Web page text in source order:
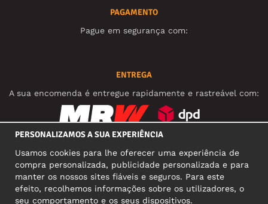
PAGAMENTO
Pague em segurança com:
ENTREGA
A sua encomenda é entregue rapidamente e rastreável com:
MORADA COMERCIAL
PERSONALIZAMOS A SUA EXPERIÊNCIA
Usamos cookies para lhe oferecer uma experiência de
compra personalizada, publicidade personalizada e para
manter os nossos sites fiáveis e seguros. Para este
efeito, recolhemos informações sobre os utilizadores, o
seu comportamento e os seus dispositivos.